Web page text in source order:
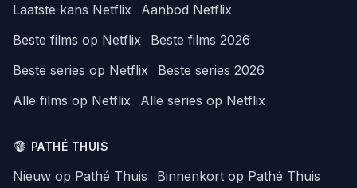
Laatste kans Netflix
Aanbod Netflix
Beste films op Netflix
Beste films 2026
Beste series op Netflix
Beste series 2026
Alle films op Netflix
Alle series op Netflix
PATHÉ THUIS
Nieuw op Pathé Thuis
Binnenkort op Pathé Thuis